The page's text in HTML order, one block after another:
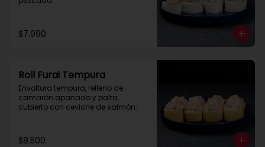
$7.990
Roll Furai Tempura
Envoltura tempura, relleno de
camarón apanado y palta,
cubierto con ceviche de salmón.
$8.500